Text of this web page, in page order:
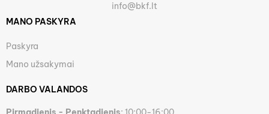
info@bkf.lt
MANO PASKYRA
Paskyra
Mano užsakymai
DARBO VALANDOS